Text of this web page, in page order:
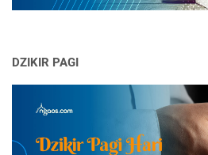
DZIKIR PAGI